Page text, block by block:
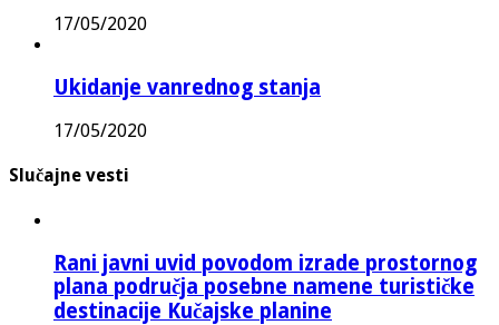
17/05/2020
Ukidanje vanrednog stanja
17/05/2020
Slučajne vesti
Rani javni uvid povodom izrade prostornog
plana područja posebne namene turističke
destinacije Kučajske planine